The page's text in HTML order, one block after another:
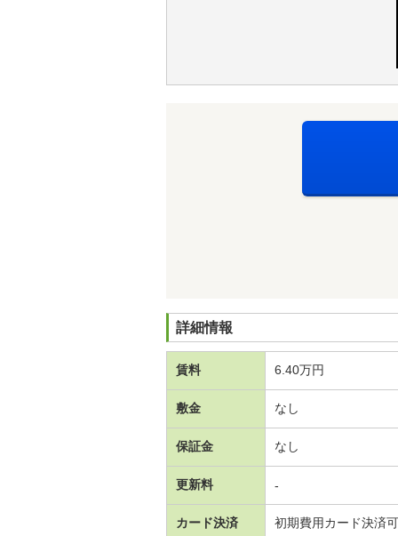
詳細情報
賃料 6.40万円
敷金 なし
保証金 なし
更新料 -
カード決済 初期費用カード決済可